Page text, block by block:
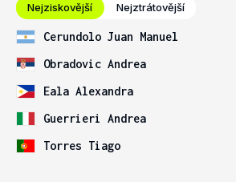
Nejziskovější Nejztrátovější
Cerundolo Juan Manuel
Obradovic Andrea
Eala Alexandra
Guerrieri Andrea
Torres Tiago